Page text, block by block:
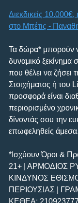
Διεκδικείς
στο Μπέτις -
Τα δώρα* μπορούν
δυναμικό ξεκίνημα
που θέλει να ζήσει
Στοιχήματος ή του
προσφορά είναι
περιορισμένο
δίνοντάς σου την
επωφεληθείς άμεσα.
*Ισχύουν Όροι &
21+ | ΑΡΜΟΔΙΟΣ
ΚΙΝΔΥΝΟΣ
ΠΕΡΙΟΥΣΙΑΣ |
ΚΕΘΕΑ: